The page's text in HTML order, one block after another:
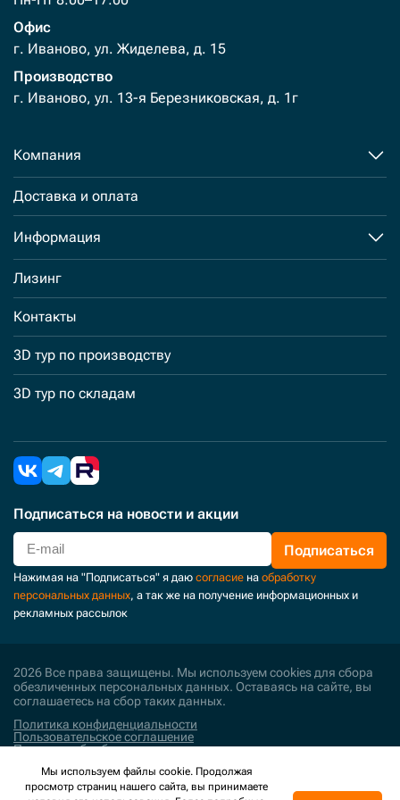
Офис
г. Иваново, ул. Жиделева, д. 15
Производство
г. Иваново, ул. 13-я Березниковская, д. 1г
Компания
Доставка и оплата
Информация
Лизинг
Контакты
3D тур по производству
3D тур по складам
Подписаться на новости и акции
Подписаться
Нажимая на "Подписаться" я даю согласие на обработку
персональных данных, а так же на получение информационных и
рекламных рассылок
2026 Все права защищены. Мы используем cookies для сбора
обезличенных персональных данных. Оставаясь на сайте, вы
соглашаетесь на сбор таких данных.
Политика конфиденциальности
Пользовательское соглашение
Политика обработки персональных данных
Поддержка и развитие
Мы используем файлы cookie. Продолжая
просмотр страниц нашего сайта, вы принимаете